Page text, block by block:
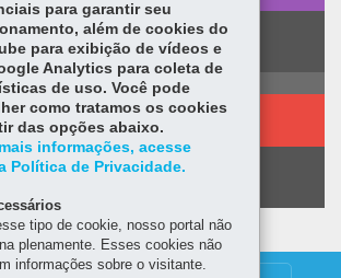
podem ocasionar nódulos
consequentemente alteração na voz.
assistivas
para identificar recursos e
com deficiência.
para garantir seu
além de cookies do
para exibição de vídeos e
Analytics para coleta de
de uso. Você pode
como tratamos os cookies
das opções abaixo.
informações, acesse
Política de Privacidade.
tipo de cookie, nosso portal não
plenamente. Esses cookies não
informações sobre o visitante.